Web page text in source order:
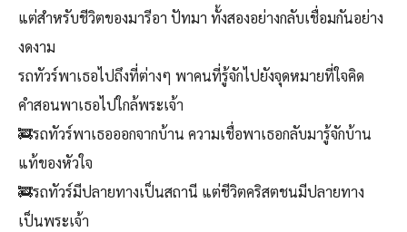
แต่สำหรับชีวิตของมารีอา ปัทมา ทั้งสองอย่างกลับเชื่อมกันอย่าง
งดงาม
รถทัวร์พาเธอไปถึงที่ต่างๆ พาคนที่รู้จักไปยังจุดหมายที่ใจคิด
คำสอนพาเธอไปใกล้พระเจ้า
🚒รถทัวร์พาเธอออกจากบ้าน ความเชื่อพาเธอกลับมารู้จักบ้าน
แท้ของหัวใจ
🚒รถทัวร์มีปลายทางเป็นสถานี แต่ชีวิตคริสตชนมีปลายทาง
เป็นพระเจ้า